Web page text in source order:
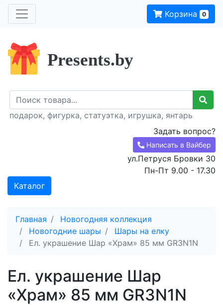
Корзина 0
Presents.by
подарок, фигурка, статуэтка, игрушка, янтарь
Задать вопрос?
Написать в Вайбер
ул.Петруся Бровки 30
Пн-Пт 9.00 - 17.30
Каталог
Главная
Новогодняя коллекция
Новогодние шары
Шары на елку
Ел. украшение Шар «Храм» 85 мм GR3N1N
Ел. украшение Шар
«Храм» 85 мм GR3N1N